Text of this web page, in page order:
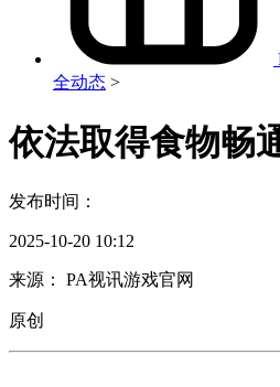
全动态 >
依法取得食物畅
发布时间：
2025-10-20 10:12
来源： PA视讯游戏官网
原创